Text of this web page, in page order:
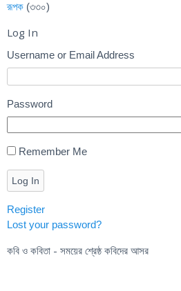
রূপক (৩৩০)
Log In
Username or Email Address
Password
Remember Me
Log In
Register
Lost your password?
কবি ও কবিতা - সময়ের শ্রেষ্ঠ কবিদের আসর